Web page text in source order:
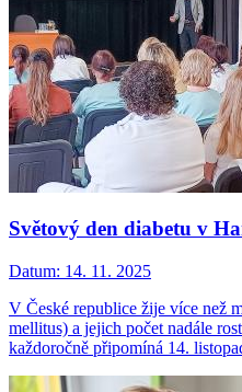
Světový den diabetu v
Datum: 14. 11. 2025
V České republice žije více než
mellitus) a jejich počet nadále
každoročně připomíná 14.